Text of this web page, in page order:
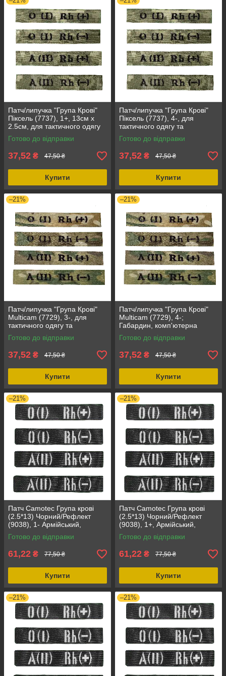
Патч/липучка "Група Крові"
Піксель (7737), 1+, 13см х
2.5см, для тактичного одягу
та спорядження, габардин
Готово до відправки
37,52 ₴ 47,50 ₴
Купити
Патч/липучка "Група Крові"
Піксель (7737), 4-, для
тактичного одягу та
спорядження, розмір 13см х
2.5см
Готово до відправки
37,52 ₴ 47,50 ₴
Купити
–21%
Патч/липучка "Група Крові"
Multicam (7729), 3-, для
тактичного одягу та
спорядження, розмір 13см х
2.5см
Готово до відправки
37,52 ₴ 47,50 ₴
Купити
–21%
Патч/липучка "Група Крові"
Multicam (7729), 4-;
Габардин, комп'ютерна
вишивка, тактичний одяг
Готово до відправки
37,52 ₴ 47,50 ₴
Купити
–21%
Патч Camotec Група крові
(2.5*13) Чорний/Рефлект
(9038), 1- Армійський,
Мілітарі, ЗСУ, Патчі
Готово до відправки
61,22 ₴ 77,50 ₴
Купити
–21%
Патч Camotec Група крові
(2.5*13) Чорний/Рефлект
(9038), 1+, Армійський,
Мілітарі, ЗСУ, Кордура
Готово до відправки
61,22 ₴ 77,50 ₴
Купити
–21% –21%